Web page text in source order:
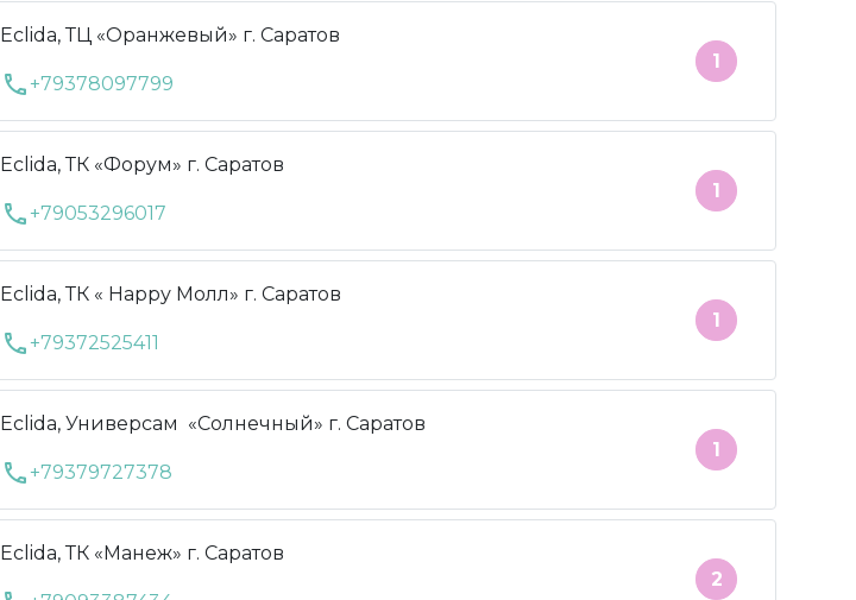
Eclida, ТЦ «Оранжевый» г. Саратов
call +79378097799
1
Eclida, ТК «Форум» г. Саратов
call +79053296017
1
Eclida, ТК « Нарру Молл» г. Саратов
call +79372525411
1
Eclida, Универсам «Солнечный» г. Саратов
call +79379727378
1
Eclida, ТК «Манеж» г. Саратов
2